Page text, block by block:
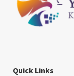
Quick Links